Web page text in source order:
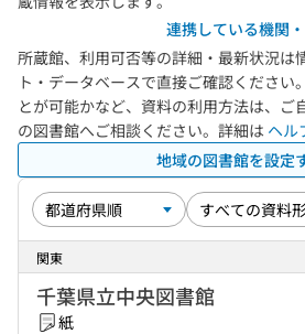
連携している機関
所蔵館、利用可否等の詳細・最新状況は
ト・データベースで直接ご確認ください
とが可能かなど、資料の利用方法は、ご
の図書館へご相談ください。詳細は ヘル
地域の図書館を設定
関東
千葉県立中央図書館
紙